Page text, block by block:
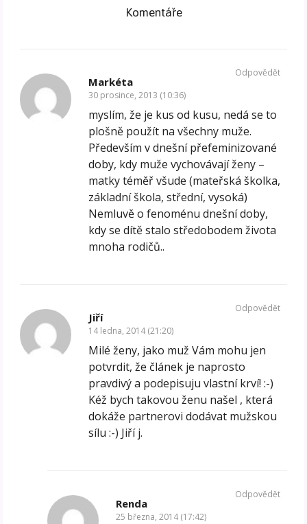
Komentáře
Markéta
30 prosince, 2013 (10:36)
myslím, že je kus od kusu, nedá se to
plošně použít na všechny muže.
Především v dnešní přefeminizované
doby, kdy muže vychovávají ženy –
matky téměř všude (mateřská školka,
základní škola, střední, vysoká)
Nemluvě o fenoménu dnešní doby,
kdy se dítě stalo středobodem života
mnoha rodičů..
Odpovědět
Jiří
14 ledna, 2014 (21:20)
Milé ženy, jako muž Vám mohu jen
potvrdit, že článek je naprosto
pravdivý a podepisuju vlastní krví! :-)
Kéž bych takovou ženu našel , která
dokáže partnerovi dodávat mužskou
sílu :-) Jiří j.
Odpovědět
Renda
25 března, 2014 (17:42)
Odpovědět